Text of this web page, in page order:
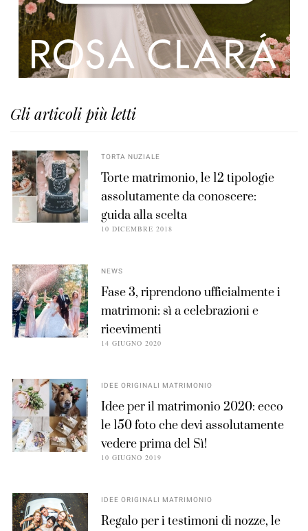
Gli articoli più letti
TORTA NUZIALE
Torte matrimonio, le 12 tipologie
assolutamente da conoscere:
guida alla scelta
10 DICEMBRE 2018
NEWS
Fase 3, riprendono ufficialmente i
matrimoni: sì a celebrazioni e
ricevimenti
14 GIUGNO 2020
IDEE ORIGINALI MATRIMONIO
Idee per il matrimonio 2020: ecco
le 150 foto che devi assolutamente
vedere prima del Sì!
10 GIUGNO 2019
IDEE ORIGINALI MATRIMONIO
Regalo per i testimoni di nozze, le